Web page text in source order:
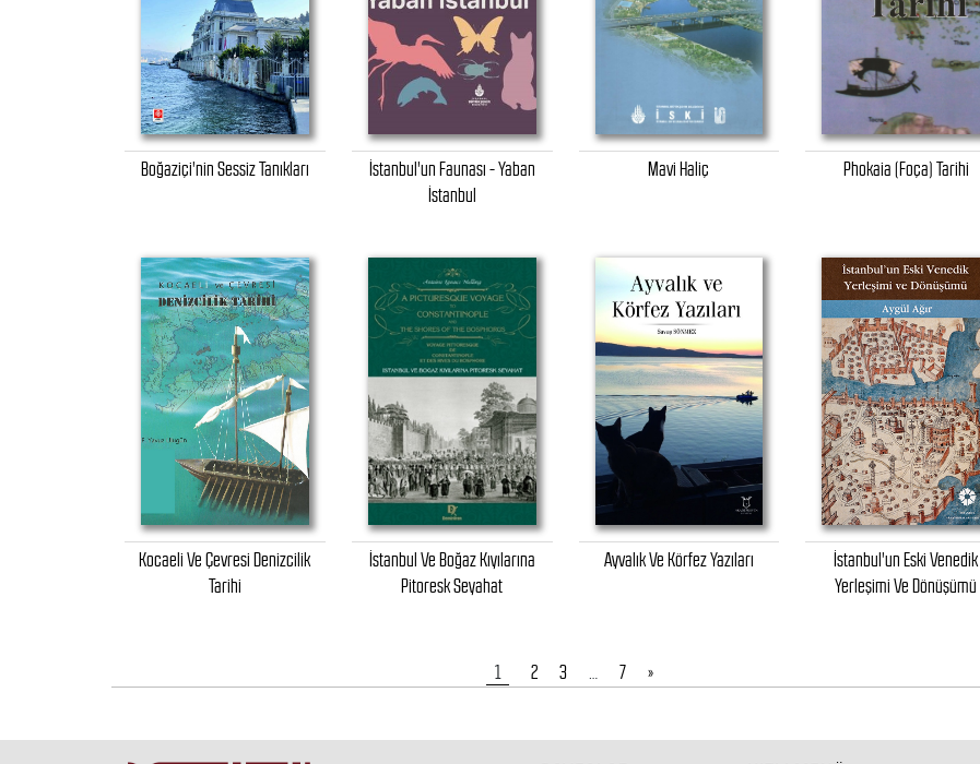
Boğaziçi'nin Sessiz Tanıkları
İstanbul'un Faunası - Yaban
İstanbul
Mavi Haliç Phokaia (Foça) Tarihi
Kocaeli Ve Çevresi Denizcilik
Tarihi
İstanbul Ve Boğaz Kıyılarına
Pitoresk Seyahat
Ayvalık Ve Körfez Yazıları
İstanbul'un Eski Venedik
Yerleşimi Ve Dönüşümü
1 2 3 … 7 »